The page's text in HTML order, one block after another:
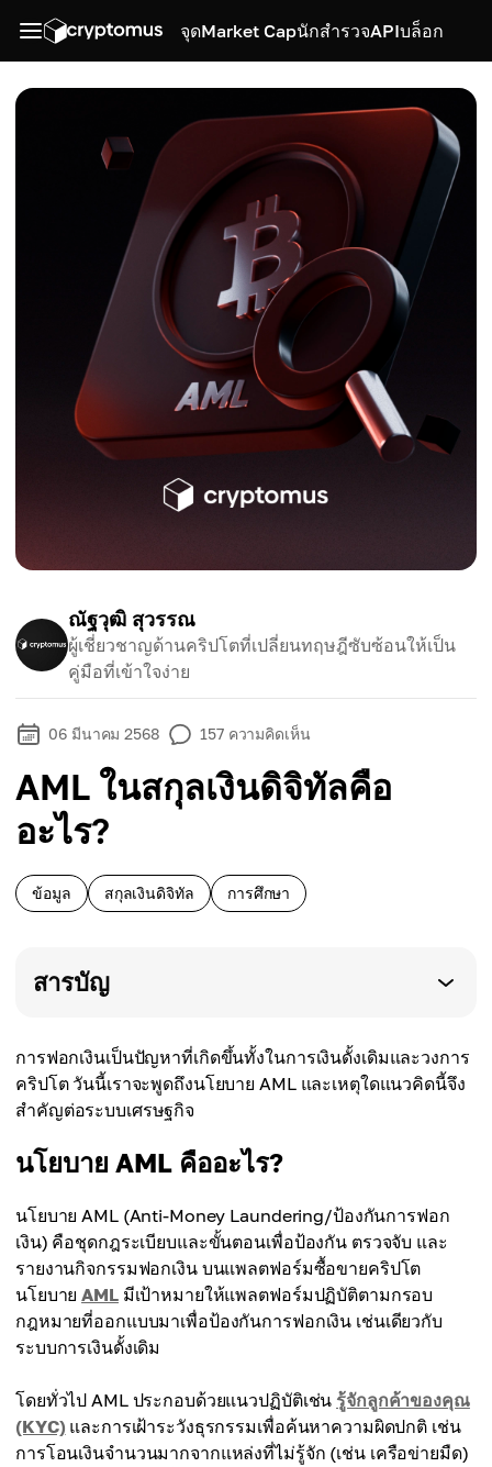
จุดMarket CapนักสำรวจAPIบล็อก
ณัฐวุฒิ สุวรรณ
ผู้เชี่ยวชาญด้านคริปโตที่เปลี่ยนทฤษฎีซับซ้อนให้เป็น
คู่มือที่เข้าใจง่าย
06 มีนาคม 2568 157 ความคิดเห็น
AML ในสกุลเงินดิจิทัลคือ
อะไร?
ข้อมูล สกุลเงินดิจิทัล การศึกษา
สารบัญ
การฟอกเงินเป็นปัญหาที่เกิดขึ้นทั้งในการเงินดั้งเดิมและวงการ
คริปโต วันนี้เราจะพูดถึงนโยบาย AML และเหตุใดแนวคิดนี้จึง
สำคัญต่อระบบเศรษฐกิจ
นโยบาย AML คืออะไร?
นโยบาย AML (Anti-Money Laundering/ป้องกันการฟอก
เงิน) คือชุดกฎระเบียบและขั้นตอนเพื่อป้องกัน ตรวจจับ และ
รายงานกิจกรรมฟอกเงิน บนแพลตฟอร์มซื้อขายคริปโต
นโยบายAMLมีเป้าหมายให้แพลตฟอร์มปฏิบัติตามกรอบ
กฎหมายที่ออกแบบมาเพื่อป้องกันการฟอกเงิน เช่นเดียวกับ
ระบบการเงินดั้งเดิม
โดยทั่วไป AML ประกอบด้วยแนวปฏิบัติเช่น รู้จักลูกค้าของคุณ
(KYC) และการเฝ้าระวังธุรกรรมเพื่อค้นหาความผิดปกติ เช่น
การโอนเงินจำนวนมากจากแหล่งที่ไม่รู้จัก (เช่น เครือข่ายมืด)